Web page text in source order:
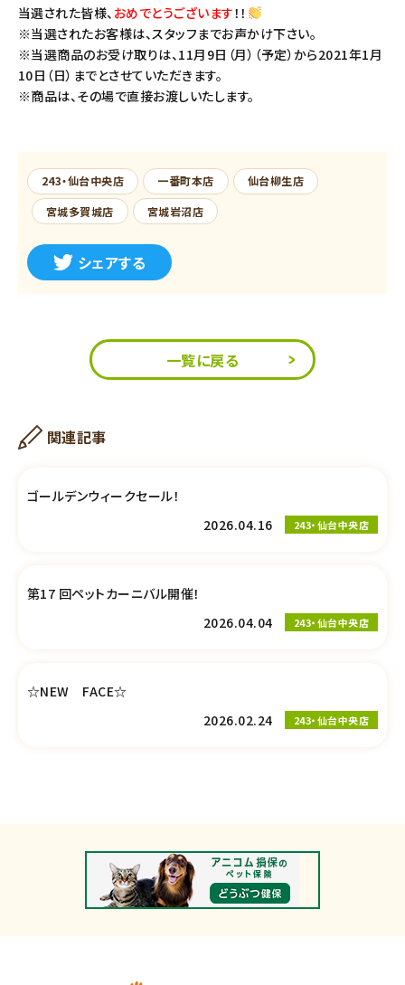
当選された皆様、 おめでとうございます！！
※当選されたお客様は、スタッフまでお声かけ下さい。
※当選商品のお受け取りは、11月9日（月）（予定）から2021年1月
10日（日）までとさせていただきます。
※商品は、その場で直接お渡しいたします。
243・仙台中央店 一番町本店
仙台柳生店
宮城多賀城店
宮城岩沼店
シェアする
一覧に戻る
関連記事
ゴールデンウィークセール！
2026.04.16
243・仙台中央店
第17 回ペットカーニバル開催！
2026.04.04
243・仙台中央店
☆NEW FACE☆
2026.02.24
243・仙台中央店